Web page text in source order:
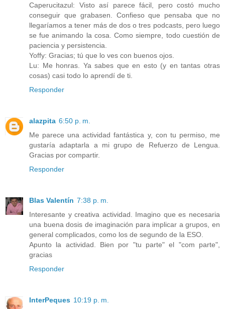
Caperucitazul: Visto así parece fácil, pero costó mucho
conseguir que grabasen. Confieso que pensaba que no
llegaríamos a tener más de dos o tres podcasts, pero luego
se fue animando la cosa. Como siempre, todo cuestión de
paciencia y persistencia.
Yoffy: Gracias; tú que lo ves con buenos ojos.
Lu: Me honras. Ya sabes que en esto (y en tantas otras
cosas) casi todo lo aprendí de ti.
Responder
alazpita 6:50 p. m.
Me parece una actividad fantástica y, con tu permiso, me
gustaría adaptarla a mi grupo de Refuerzo de Lengua.
Gracias por compartir.
Responder
Blas Valentín 7:38 p. m.
Interesante y creativa actividad. Imagino que es necesaria
una buena dosis de imaginación para implicar a grupos, en
general complicados, como los de segundo de la ESO.
Apunto la actividad. Bien por "tu parte" el "com parte",
gracias
Responder
InterPeques 10:19 p. m.